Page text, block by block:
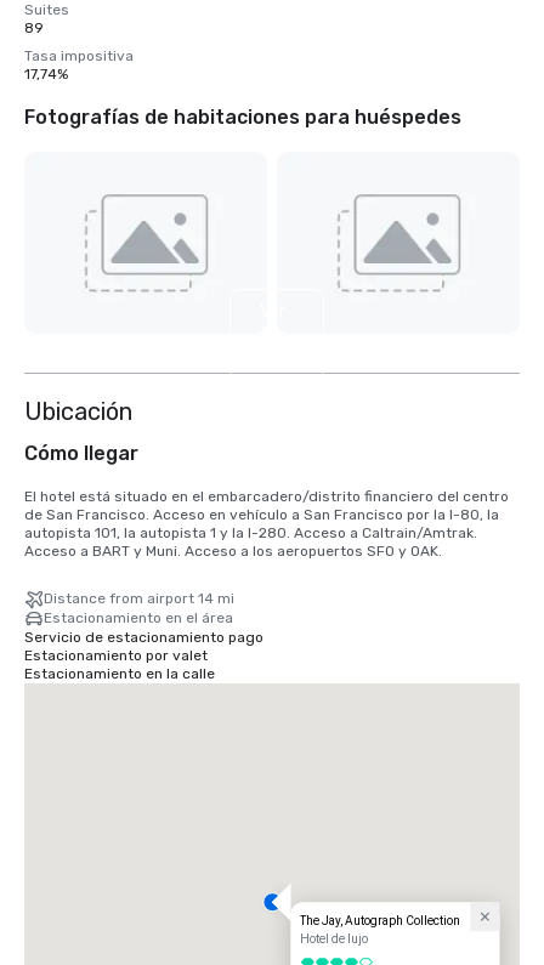
Suites
89
Tasa impositiva
17,74%
Fotografías de habitaciones para huéspedes
Ubicación
Cómo llegar
El hotel está situado en el embarcadero/distrito financiero del centro
de San Francisco. Acceso en vehículo a San Francisco por la I-80, la
autopista 101, la autopista 1 y la I-280. Acceso a Caltrain/Amtrak.
Acceso a BART y Muni. Acceso a los aeropuertos SFO y OAK.
Distance from airport 14 mi
Estacionamiento en el área
Servicio de estacionamiento pago
Estacionamiento por valet
Estacionamiento en la calle
The Jay, Autograph Collection
Hotel de lujo